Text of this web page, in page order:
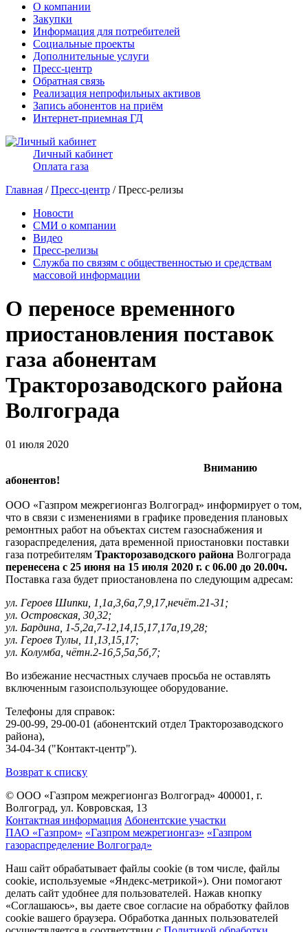
О компании
Закупки
Информация для потребителей
Социальные проекты
Дополнительные услуги
Пресс-центр
Обратная связь
Реализация непрофильных активов
Запись абонентов на приём
Интернет-приемная ГД
Личный кабинет
Оплата газа
Главная /Пресс-центр / Пресс-релизы
Новости
СМИ о компании
Видео
Пресс-релизы
Служба по связям с общественностью и средствам
массовой информации
О переносе временного
приостановления поставок
газа абонентам
Тракторозаводского района
Волгограда
01 июля 2020
Вниманию
абонентов!
ООО «Газпром межрегионгаз Волгоград» информирует о том,
что в связи с изменениями в графике проведения плановых
ремонтных работ на объектах систем газоснабжения и
газораспределения, дата временной приостановки поставки
газа потребителям Тракторозаводского района Волгограда
перенесена с 25 июня на 15 июля 2020 г. с 06.00 до 20.00ч.
Поставка газа будет приостановлена по следующим адресам:
ул. Героев Шипки, 1,1а,3,6а,7,9,17,нечёт.21-31;
ул. Островская, 30,32;
ул. Бардина, 1-5,2а,7-12,14,15,17,17а,19,28;
ул. Героев Тулы, 11,13,15,17;
ул. Колумба, чётн.2-16,5,5а,5б,7;
Во избежание несчастных случаев просьба не оставлять
включенным газоиспользующее оборудование.
Телефоны для справок:
29-00-99, 29-00-01 (абонентский отдел Тракторозаводского
района),
34-04-34 ("Контакт-центр").
Возврат к списку
© ООО «Газпром межрегионгаз Волгоград» 400001, г.
Волгоград, ул. Ковровская, 13
Контактная информация Абонентские участки
ПАО «Газпром» «Газпром межрегионгаз» «Газпром
газораспределение Волгоград»
Наш сайт обрабатывает файлы cookie (в том числе, файлы
cookie, используемые «Яндекс-метрикой»). Они помогают
делать сайт удобнее для пользователей. Нажав кнопку
«Соглашаюсь», вы даете свое согласие на обработку файлов
cookie вашего браузера. Обработка данных пользователей